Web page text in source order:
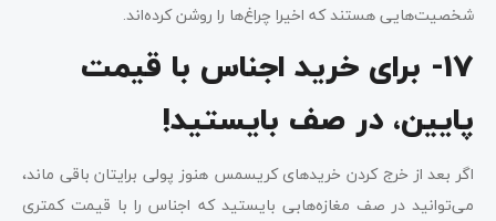
شخصیت‌هایی هستند که اخیرا چراغ‌ها را روشن کرده‌اند.
17- برای خرید اجناس با قیمت
پایین، در صف بایستید!
اگر بعد از خرج کردن خریدهای کریسمس هنوز پولی برایتان باقی ماند،
می‌توانید در صف مغازه‌هابی بایستید که اجناس را با قیمت کمتری